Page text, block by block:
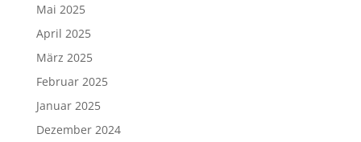
Mai 2025
April 2025
März 2025
Februar 2025
Januar 2025
Dezember 2024